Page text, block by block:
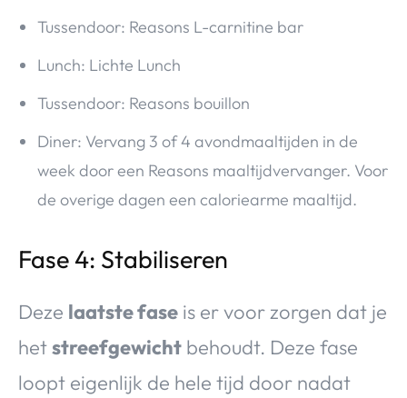
Tussendoor: Reasons L-carnitine bar
Lunch: Lichte Lunch
Tussendoor: Reasons bouillon
Diner: Vervang 3 of 4 avondmaaltijden in de
week door een Reasons maaltijdvervanger. Voor
de overige dagen een caloriearme maaltijd.
Fase 4: Stabiliseren
Deze laatste fase is er voor zorgen dat je
hetstreefgewicht behoudt. Deze fase
loopt eigenlijk de hele tijd door nadat